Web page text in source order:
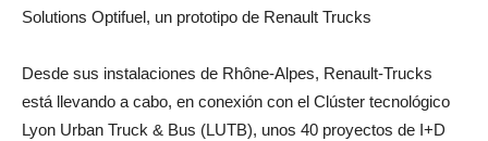
Solutions Optifuel, un prototipo de Renault Trucks
Desde sus instalaciones de Rhône-Alpes, Renault-Trucks
está llevando a cabo, en conexión con el Clúster tecnológico
Lyon Urban Truck & Bus (LUTB), unos 40 proyectos de I+D